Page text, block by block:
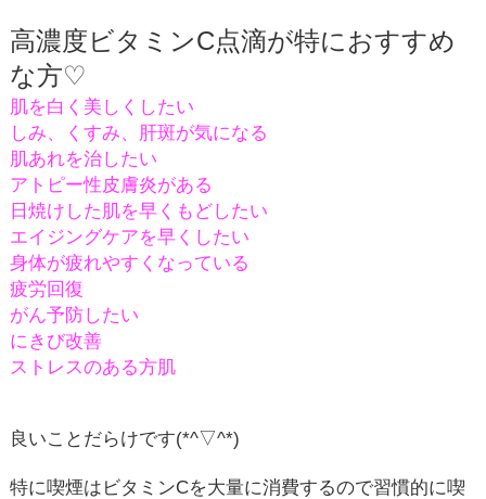
高濃度ビタミンC点滴が特におすすめ
な方♡
肌を白く美しくしたい
しみ、くすみ、肝斑が気になる
肌あれを治したい
アトピー性皮膚炎がある
日焼けした肌を早くもどしたい
エイジングケアを早くしたい
身体が疲れやすくなっている
疲労回復
がん予防したい
にきび改善
ストレスのある方肌
良いことだらけです(*^▽^*)
特に喫煙はビタミンCを大量に消費するので習慣的に喫